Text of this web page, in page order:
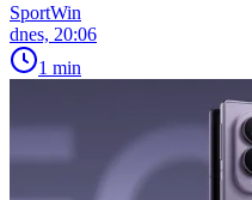
SportWin
dnes, 20:06
1 min